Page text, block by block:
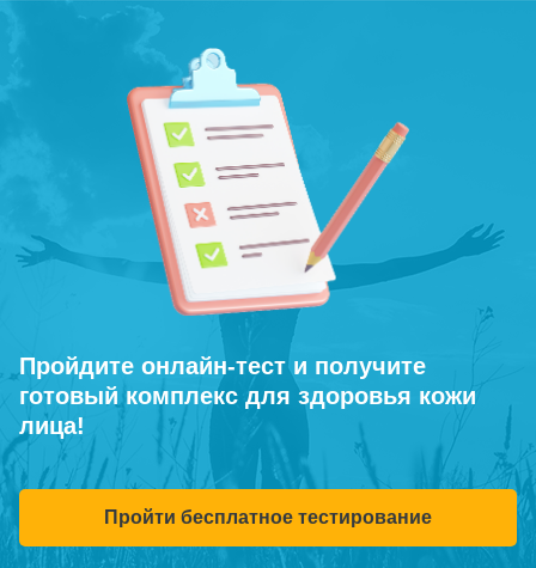
Пройдите онлайн-тест и получите
готовый комплекс для здоровья кожи
лица!
Пройти бесплатное тестирование